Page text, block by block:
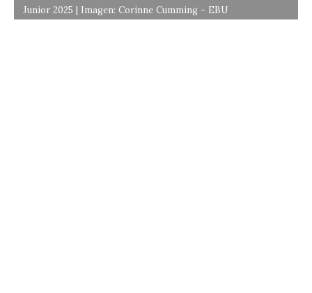
Junior 2025 | Imagen: Corinne Cumming - EBU